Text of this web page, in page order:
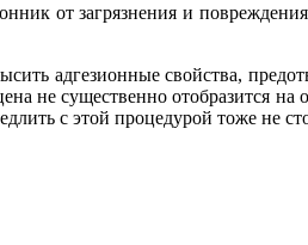
от загрязнения и
адгезионные свойства,
не существенно отобразится
с этой процедурой тоже не